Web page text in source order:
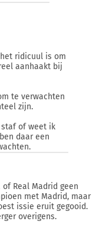
ridicuul is om
aanhaakt bij
te verwachten
zijn.
of weet ik
daar een
Real Madrid geen
met Madrid, maar
issie eruit gegooid.
overigens.